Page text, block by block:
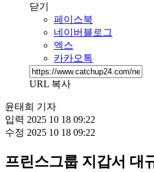
닫기
페이스북
네이버블로그
엑스
카카오톡
URL 복사
윤태희 기자
입력 2025 10 18 09:22
수정 2025 10 18 09:22
프린스그룹 지갑서 대